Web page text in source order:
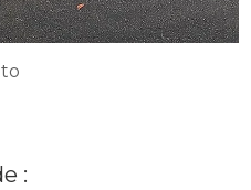
: